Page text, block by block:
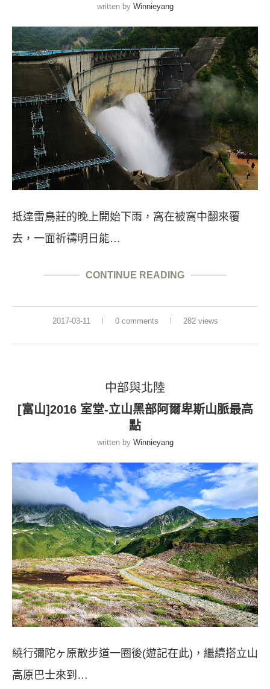
written by Winnieyang
抵達雷鳥莊的晚上開始下雨，窩在被窩中翻來覆
去，一面祈禱明日能…
CONTINUE READING
2017-03-11 0 comments 282 views
中部與北陸
[富山]2016 室堂-立山黑部阿爾卑斯山脈最高
點
written by Winnieyang
繞行彌陀ヶ原散步道一圈後(遊記在此)，繼續搭立山
高原巴士來到…